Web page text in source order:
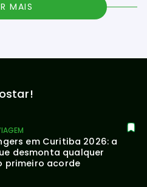
MAIS
em Curitiba 2026: a
desmonta qualquer
primeiro acorde